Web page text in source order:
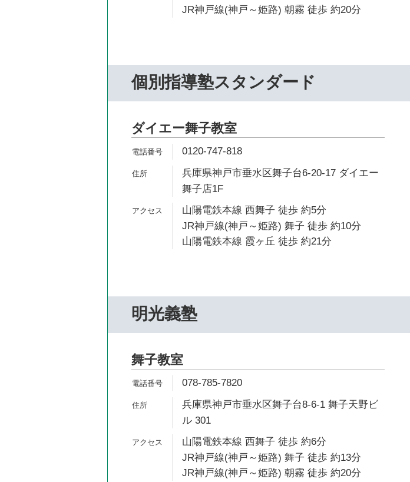
JR神戸線(神戸～姫路) 朝霧 徒歩 約20分
個別指導塾スタンダード
ダイエー舞子教室
0120-747-818
兵庫県神戸市垂水区舞子台6-20-17 ダイエー
舞子店1F
山陽電鉄本線 西舞子 徒歩 約5分
JR神戸線(神戸～姫路) 舞子 徒歩 約10分
山陽電鉄本線 霞ヶ丘 徒歩 約21分
明光義塾
舞子教室
078-785-7820
兵庫県神戸市垂水区舞子台8-6-1 舞子天野ビ
ル 301
山陽電鉄本線 西舞子 徒歩 約6分
JR神戸線(神戸～姫路) 舞子 徒歩 約13分
JR神戸線(神戸～姫路) 朝霧 徒歩 約20分